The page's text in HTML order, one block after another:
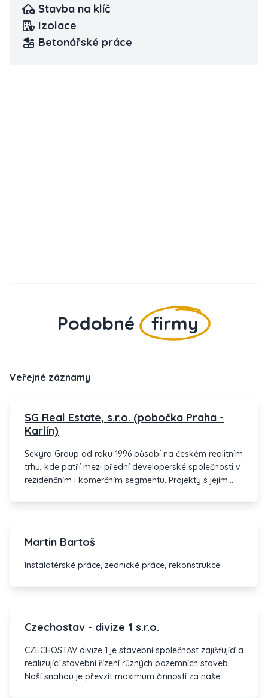
Stavba na klíč
Izolace
Betonářské práce
Podobné firmy
Veřejné záznamy
SG Real Estate, s.r.o. (pobočka Praha -
Karlín)
Sekyra Group od roku 1996 působí na českém realitním
trhu, kde patří mezi přední developerské společnosti v
rezidenčním i komerčním segmentu. Projekty s jejím
skupiny využívají především zákazníci z řad
mezinárodních korporací, tuzemských i zahraničních
investorů, stejně jako kupující či nájemci jednotlivých
bytových jednotek.
Martin Bartoš
Instalatérské práce, zednické práce, rekonstrukce.
Czechostav - divize 1 s.r.o.
CZECHOSTAV divize 1 je stavební společnost zajišťující a
realizující stavební řízení různých pozemních staveb.
Naší snahou je převzít maximum činností za naše